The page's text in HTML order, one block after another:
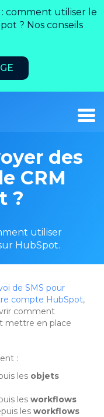
: comment utiliser le
? Nos conseils
des
CRM
?
utiliser
HubSpot.
de SMS pour
compte HubSpot,
comment
mettre en place
:
les objets
les workflows
les workflows